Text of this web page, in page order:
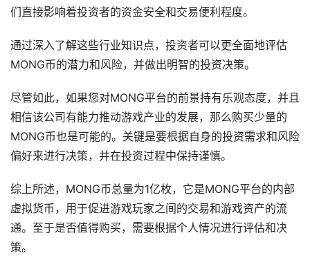
们直接影响着投资者的资金安全和交易便利程度。
通过深入了解这些行业知识点，投资者可以更全面地评估
MONG币的潜力和风险，并做出明智的投资决策。
尽管如此，如果您对MONG平台的前景持有乐观态度，并且
相信该公司有能力推动游戏产业的发展，那么购买少量的
MONG币也是可能的。关键是要根据自身的投资需求和风险
偏好来进行决策，并在投资过程中保持谨慎。
综上所述，MONG币总量为1亿枚，它是MONG平台的内部
虚拟货币，用于促进游戏玩家之间的交易和游戏资产的流
通。至于是否值得购买，需要根据个人情况进行评估和决
策。